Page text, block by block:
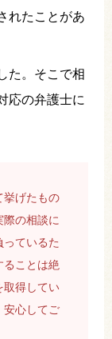
れたことがあ
た。そこで相
応の弁護士に
挙げたもの
の相談に
ているた
ることは絶
取得してい
安心してご